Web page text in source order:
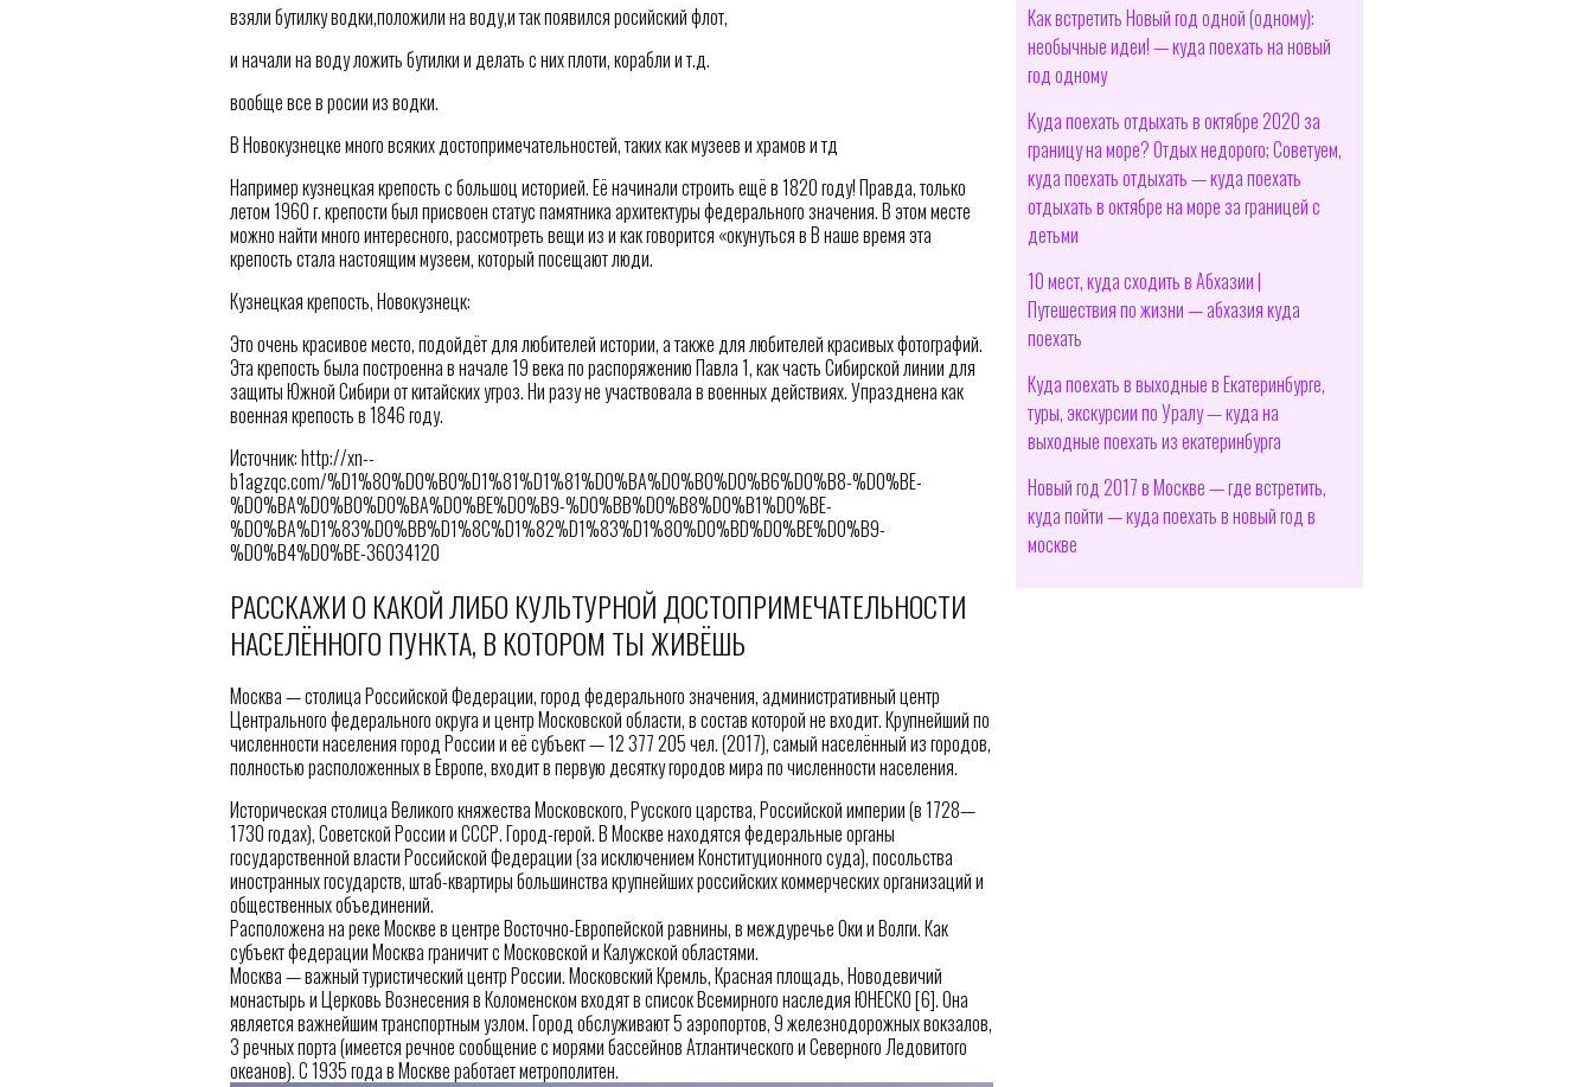
взяли бутилку водки,положили на воду,и так появился росийский флот,
и начали на воду ложить бутилки и делать с них плоти, корабли и т.д.
вообще все в росии из водки.
В Новокузнецке много всяких достопримечательностей, таких как музеев и храмов и тд
Например кузнецкая крепость с большоц историей. Её начинали строить ещё в 1820 году! Правда, только
летом 1960 г. крепости был присвоен статус памятника архитектуры федерального значения. В этом месте
можно найти много интересного, рассмотреть вещи из и как говорится «окунуться в В наше время эта
крепость стала настоящим музеем, который посещают люди.
Кузнецкая крепость, Новокузнецк:
Это очень красивое место, подойдёт для любителей истории, а также для любителей красивых фотографий.
Эта крепость была построенна в начале 19 века по распоряжению Павла 1, как часть Сибирской линии для
защиты Южной Сибири от китайских угроз. Ни разу не участвовала в военных действиях. Упразднена как
военная крепость в 1846 году.
Источник: http://xn--
b1agzqc.com/%D1%80%D0%B0%D1%81%D1%81%D0%BA%D0%B0%D0%B6%D0%B8-%D0%BE-
%D0%BA%D0%B0%D0%BA%D0%BE%D0%B9-%D0%BB%D0%B8%D0%B1%D0%BE-
%D0%BA%D1%83%D0%BB%D1%8C%D1%82%D1%83%D1%80%D0%BD%D0%BE%D0%B9-
%D0%B4%D0%BE-36034120
РАССКАЖИ О КАКОЙ ЛИБО КУЛЬТУРНОЙ ДОСТОПРИМЕЧАТЕЛЬНОСТИ
НАСЕЛЁННОГО ПУНКТА, В КОТОРОМ ТЫ ЖИВЁШЬ
Москва — столица Российской Федерации, город федерального значения, административный центр
Центрального федерального округа и центр Московской области, в состав которой не входит. Крупнейший по
численности населения город России и её субъект — 12 377 205 чел. (2017), самый населённый из городов,
полностью расположенных в Европе, входит в первую десятку городов мира по численности населения.
Историческая столица Великого княжества Московского, Русского царства, Российской империи (в 1728—
1730 годах), Советской России и СССР. Город-герой. В Москве находятся федеральные органы
государственной власти Российской Федерации (за исключением Конституционного суда), посольства
иностранных государств, штаб-квартиры большинства крупнейших российских коммерческих организаций и
общественных объединений.
Расположена на реке Москве в центре Восточно-Европейской равнины, в междуречье Оки и Волги. Как
субъект федерации Москва граничит с Московской и Калужской областями.
Москва — важный туристический центр России. Московский Кремль, Красная площадь, Новодевичий
монастырь и Церковь Вознесения в Коломенском входят в список Всемирного наследия ЮНЕСКО [6]. Она
является важнейшим транспортным узлом. Город обслуживают 5 аэропортов, 9 железнодорожных вокзалов,
3 речных порта (имеется речное сообщение с морями бассейнов Атлантического и Северного Ледовитого
океанов). С 1935 года в Москве работает метрополитен.
Как встретить Новый год одной (одному):
необычные идеи! — куда поехать на новый
год одному
Куда поехать отдыхать в октябре 2020 за
границу на море? Отдых недорого; Советуем,
куда поехать отдыхать — куда поехать
отдыхать в октябре на море за границей с
детьми
10 мест, куда сходить в Абхазии |
Путешествия по жизни — абхазия куда
поехать
Куда поехать в выходные в Екатеринбурге,
туры, экскурсии по Уралу — куда на
выходные поехать из екатеринбурга
Новый год 2017 в Москве — где встретить,
куда пойти — куда поехать в новый год в
москве